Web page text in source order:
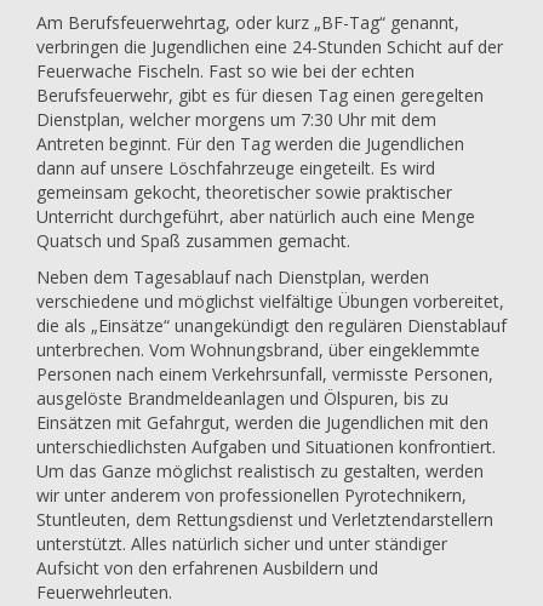
Am Berufsfeuerwehrtag, oder kurz „BF-Tag“ genannt,
verbringen die Jugendlichen eine 24-Stunden Schicht auf der
Feuerwache Fischeln. Fast so wie bei der echten
Berufsfeuerwehr, gibt es für diesen Tag einen geregelten
Dienstplan, welcher morgens um 7:30 Uhr mit dem
Antreten beginnt. Für den Tag werden die Jugendlichen
dann auf unsere Löschfahrzeuge eingeteilt. Es wird
gemeinsam gekocht, theoretischer sowie praktischer
Unterricht durchgeführt, aber natürlich auch eine Menge
Quatsch und Spaß zusammen gemacht.
Neben dem Tagesablauf nach Dienstplan, werden
verschiedene und möglichst vielfältige Übungen vorbereitet,
die als „Einsätze“ unangekündigt den regulären Dienstablauf
unterbrechen. Vom Wohnungsbrand, über eingeklemmte
Personen nach einem Verkehrsunfall, vermisste Personen,
ausgelöste Brandmeldeanlagen und Ölspuren, bis zu
Einsätzen mit Gefahrgut, werden die Jugendlichen mit den
unterschiedlichsten Aufgaben und Situationen konfrontiert.
Um das Ganze möglichst realistisch zu gestalten, werden
wir unter anderem von professionellen Pyrotechnikern,
Stuntleuten, dem Rettungsdienst und Verletztendarstellern
unterstützt. Alles natürlich sicher und unter ständiger
Aufsicht von den erfahrenen Ausbildern und
Feuerwehrleuten.